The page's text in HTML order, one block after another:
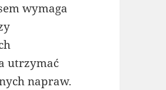
wymaga
utrzymać
napraw.